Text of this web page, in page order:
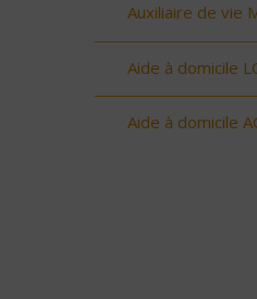
Auxiliaire de vie
Aide à domicile
Aide à domicile